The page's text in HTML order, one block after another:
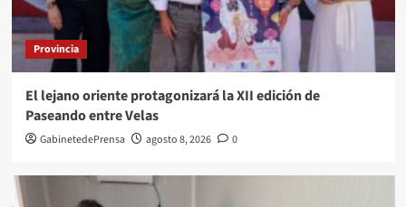
Provincia
El lejano oriente protagonizará la XII edición de
Paseando entre Velas
GabinetedePrensa agosto 8, 2026 0